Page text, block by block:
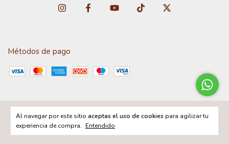
Al navegar por este sitio aceptas el uso de cookies para agilizar tu
experiencia de compra. Entendido
Métodos de pago
Copyright DISTRIBUNET - 2026. Todos los derechos reservados.